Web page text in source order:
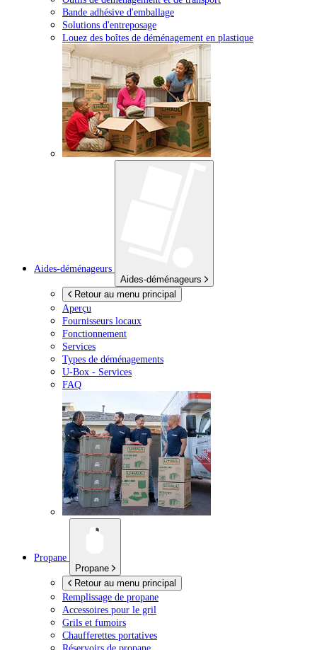
Bande adhésive d'emballage
Solutions d'entreposage
Louez des boîtes de déménagement en plastique
Aides-déménageurs
Aides-déménageurs
Retour au menu principal
Aperçu
Fournisseurs locaux
Fonctionnement
Services
Types de déménagements
U-Box - Services
FAQ
Propane
Propane
Retour au menu principal
Remplissage de propane
Accessoires pour le gril
Grils et fumoirs
Chaufferettes portatives
Réservoirs de propane